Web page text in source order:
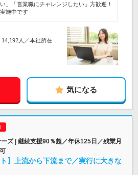
」「営業職にチャレンジしたい」方歓迎！
施中です
人／本社所在
気になる
ズ | 継続支援90％超／年休125日／残業月
】上流から下流まで／実行に大きな